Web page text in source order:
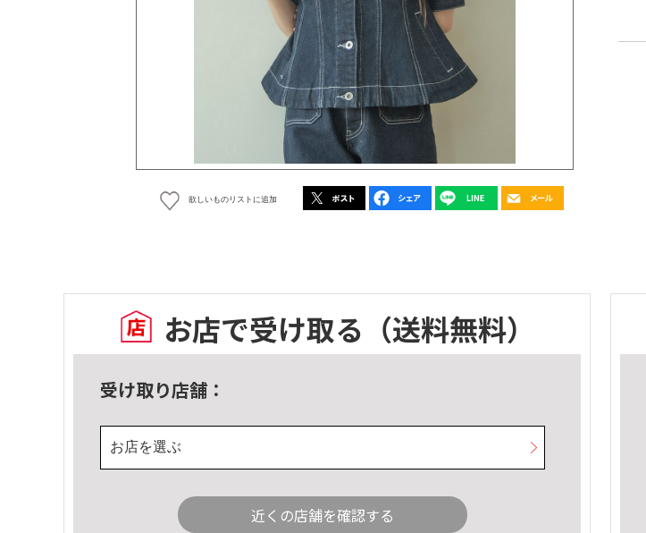
欲しいものリストに追加
お店で受け取る （送料無料）
受け取り店舗：
お店を選ぶ
近くの店舗を確認する